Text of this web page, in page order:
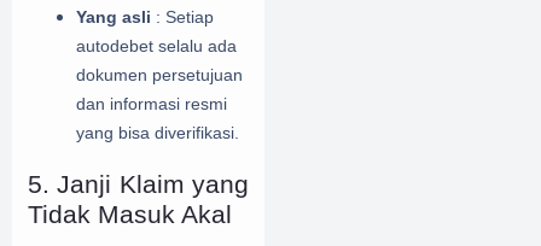
Yang asli : Setiap
autodebet selalu ada
dokumen persetujuan
dan informasi resmi
yang bisa diverifikasi.
5. Janji Klaim yang
Tidak Masuk Akal